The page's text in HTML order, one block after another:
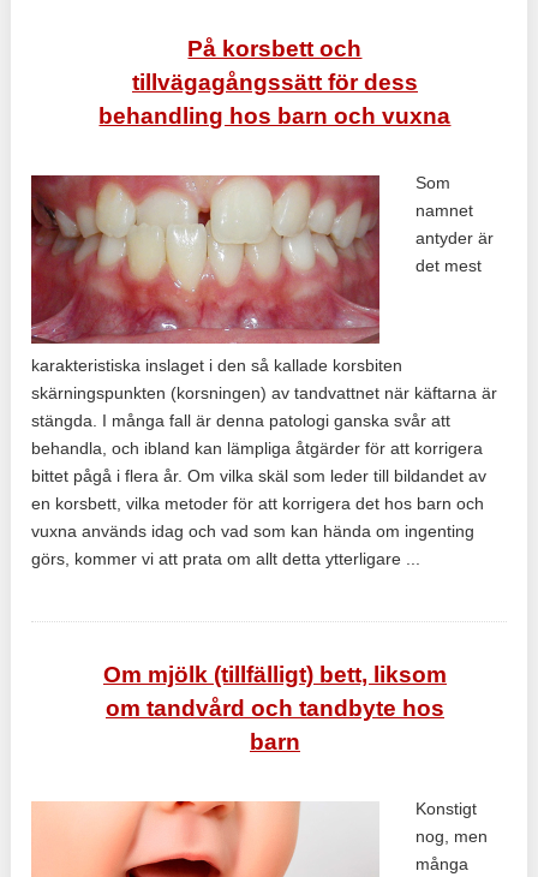
På korsbett och
tillvägagångssätt för dess
behandling hos barn och vuxna
Som
namnet
antyder är
det mest
karakteristiska inslaget i den så kallade korsbiten
skärningspunkten (korsningen) av tandvattnet när käftarna är
stängda. I många fall är denna patologi ganska svår att
behandla, och ibland kan lämpliga åtgärder för att korrigera
bittet pågå i flera år. Om vilka skäl som leder till bildandet av
en korsbett, vilka metoder för att korrigera det hos barn och
vuxna används idag och vad som kan hända om ingenting
görs, kommer vi att prata om allt detta ytterligare ...
Om mjölk (tillfälligt) bett, liksom
om tandvård och tandbyte hos
barn
Konstigt
nog, men
många